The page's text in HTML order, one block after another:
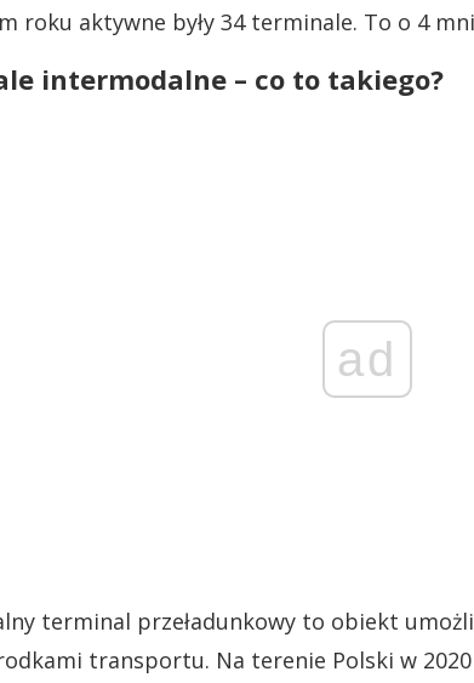
roku aktywne były 34 terminale. To o 4
intermodalne – co to takiego?
ad
terminal przeładunkowy to obiekt
transportu. Na terenie Polski w